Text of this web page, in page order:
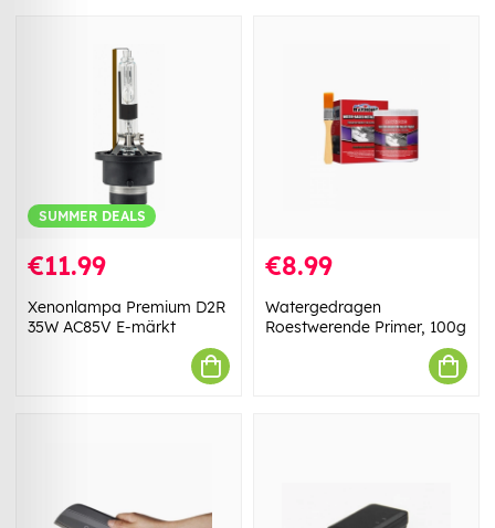
SUMMER DEALS
€11.99
Xenonlampa Premium D2R
35W AC85V E-märkt
€8.99
Watergedragen
Roestwerende Primer, 100g